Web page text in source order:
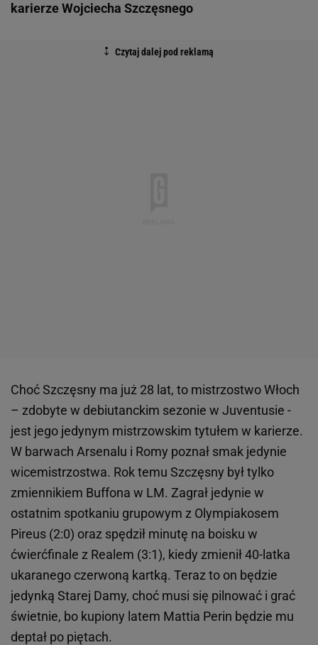
karierze Wojciecha Szczęsnego
Choć Szczęsny ma już 28 lat, to mistrzostwo Włoch
– zdobyte w debiutanckim sezonie w Juventusie -
jest jego jedynym mistrzowskim tytułem w karierze.
W barwach Arsenalu i Romy poznał smak jedynie
wicemistrzostwa. Rok temu Szczęsny był tylko
zmiennikiem Buffona w LM. Zagrał jedynie w
ostatnim spotkaniu grupowym z Olympiakosem
Pireus (2:0) oraz spędził minutę na boisku w
ćwierćfinale z Realem (3:1), kiedy zmienił 40-latka
ukaranego czerwoną kartką. Teraz to on będzie
jedynką Starej Damy, choć musi się pilnować i grać
świetnie, bo kupiony latem Mattia Perin będzie mu
deptał po piętach.